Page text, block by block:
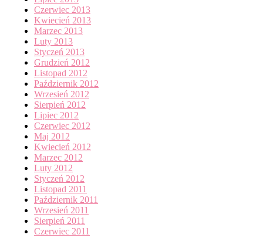
Czerwiec 2013
Kwiecień 2013
Marzec 2013
Luty 2013
Styczeń 2013
Grudzień 2012
Listopad 2012
Październik 2012
Wrzesień 2012
Sierpień 2012
Lipiec 2012
Czerwiec 2012
Maj 2012
Kwiecień 2012
Marzec 2012
Luty 2012
Styczeń 2012
Listopad 2011
Październik 2011
Wrzesień 2011
Sierpień 2011
Czerwiec 2011